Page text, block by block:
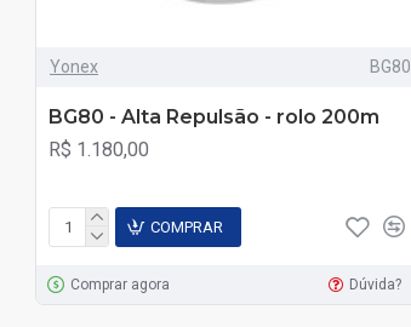
Yonex BG80
BG80 - Alta Repulsão - rolo 200m
R$ 1.180,00
COMPRAR
Comprar agora Dúvida?